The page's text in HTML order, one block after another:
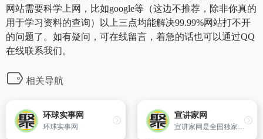
网站需要科学上网，比如google等（这边不推荐，除非你真的
用于学习资料的查询）以上三点均能解决99.99%网站打不开
的问题了。如有疑问，可在线留言，着急的话也可以通过QQ
在线联系我们。
相关导航
环球实事网
环球实事网
宣讲家网
宣讲家网是全国独家高端报告视频智库、首家专业理论网站，传播马克思主义中国化的创新理论，辅导受众学习科学理论，学习贯彻党的理论和路线方针政策。以思想性、政治性、理论性、文献性为主要内容，是全国党委中心组和党委讲师团网上学习、交流的平台，是广大网友提高思想理论素养、增强人文知识底蕴，掌握时事政策的网上课堂。